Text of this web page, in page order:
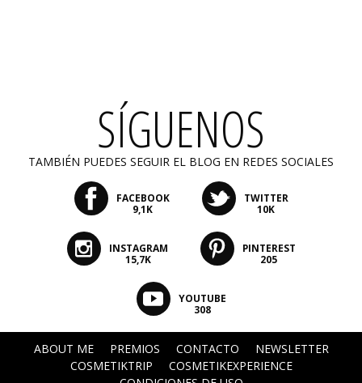
SÍGUENOS
TAMBIÉN PUEDES SEGUIR EL BLOG EN REDES SOCIALES
FACEBOOK
9,1K
TWITTER
10K
INSTAGRAM
15,7K
PINTEREST
205
YOUTUBE
308
ABOUT ME PREMIOS CONTACTO
NEWSLETTER
COSMETIKTRIP
COSMETIKEXPERIENCE